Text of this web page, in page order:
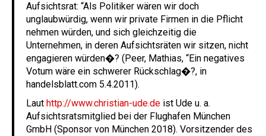
Aufsichtsrat: “Als Politiker wären wir doch
unglaubwürdig, wenn wir private Firmen in die Pflicht
nehmen würden, und sich gleichzeitig die
Unternehmen, in deren Aufsichtsräten wir sitzen, nicht
engagieren würden�? (Peer, Mathias, “Ein negatives
Votum wäre ein schwerer Rückschlag�?, in
handelsblatt.com 5.4.2011).
Laut http://www.christian-ude.de ist Ude u. a.
Aufsichtsratsmitglied bei der Flughafen München
GmbH (Sponsor von München 2018). Vorsitzender des